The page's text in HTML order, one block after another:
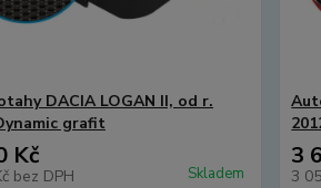
DACIA LOGAN II, od r.
grafit
Kč
bez DPH Skladem
3
3